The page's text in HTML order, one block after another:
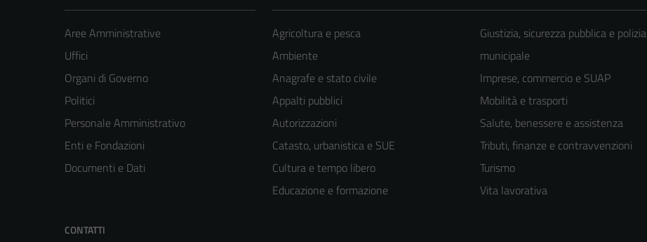
Aree Amministrative
Uffici
Organi di Governo
Politici
Personale Amministrativo
Enti e Fondazioni
Documenti e Dati
Agricoltura e pesca
Ambiente
Anagrafe e stato civile
Appalti pubblici
Autorizzazioni
Catasto, urbanistica e SUE
Cultura e tempo libero
Educazione e formazione
Giustizia, sicurezza pubblica e polizia
municipale
Imprese, commercio e SUAP
Mobilità e trasporti
Salute, benessere e assistenza
Tributi, finanze e contravvenzioni
Turismo
Vita lavorativa
CONTATTI